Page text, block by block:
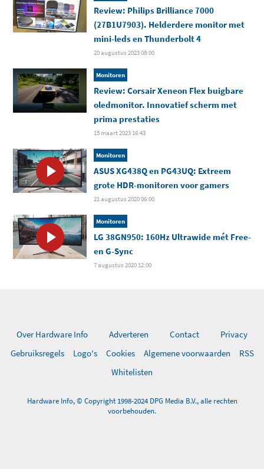
Review: Philips Brilliance 7000
(27B1U7903). Helderdere monitor met
mini-leds en Thunderbolt 4
20 augustus 2023 08:00
Monitoren
Review: Corsair Xeneon Flex buigbare
oledmonitor. Innovatief scherm met
prima prestaties
15 maart 2023 16:43
Monitoren
ASUS XG438Q en PG43UQ: Extreem
grote HDR-monitoren voor gamers
21 augustus 2020 06:00
Monitoren
LG 38GN950: 160Hz Ultrawide mét Free-
en G-Sync
7 augustus 2020 12:00
Over Hardware Info Adverteren Contact
Privacy
Gebruiksregels
Logo's Cookies Algemene voorwaarden
RSS
Whitelisten
Hardware Info, © Copyright 1998-2024 DPG Media B.V., alle rechten
voorbehouden.